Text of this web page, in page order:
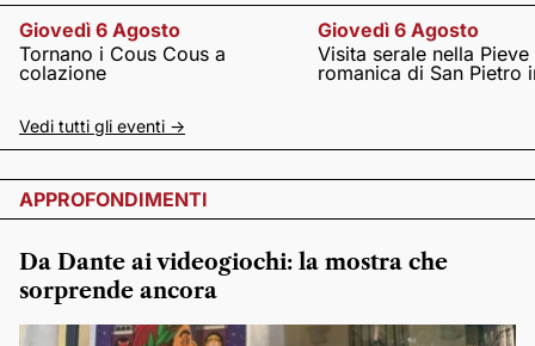
Giovedì 6 Agosto
Tornano i Cous Cous a
colazione
Giovedì 6 Agosto
Visita serale nella Pieve
romanica di San Pietro
Vedi tutti gli eventi ->
APPROFONDIMENTI
Da Dante ai videogiochi: la mostra che
sorprende ancora